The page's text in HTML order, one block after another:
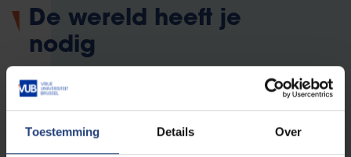
Toestemming Details Over
De wereld heeft je
nodig
publieksprogramma van de Vrije
Universiteit Brussel
. Dit programma is er
voor iedereen die vindt dat het anders kan in